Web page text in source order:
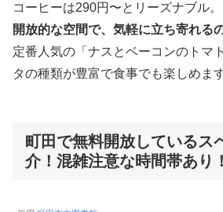
コーヒーは290円〜とリーズナブル。
開放的な空間で、気軽に立ち寄れる
定番人気の「ナスとベーコンのトマ
タの種類が豊富で食事でも楽しめます
町田で無料開放しているス
介！混雑注意な時間帯あり！